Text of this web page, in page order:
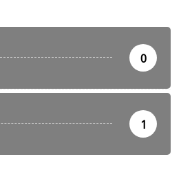
0
1